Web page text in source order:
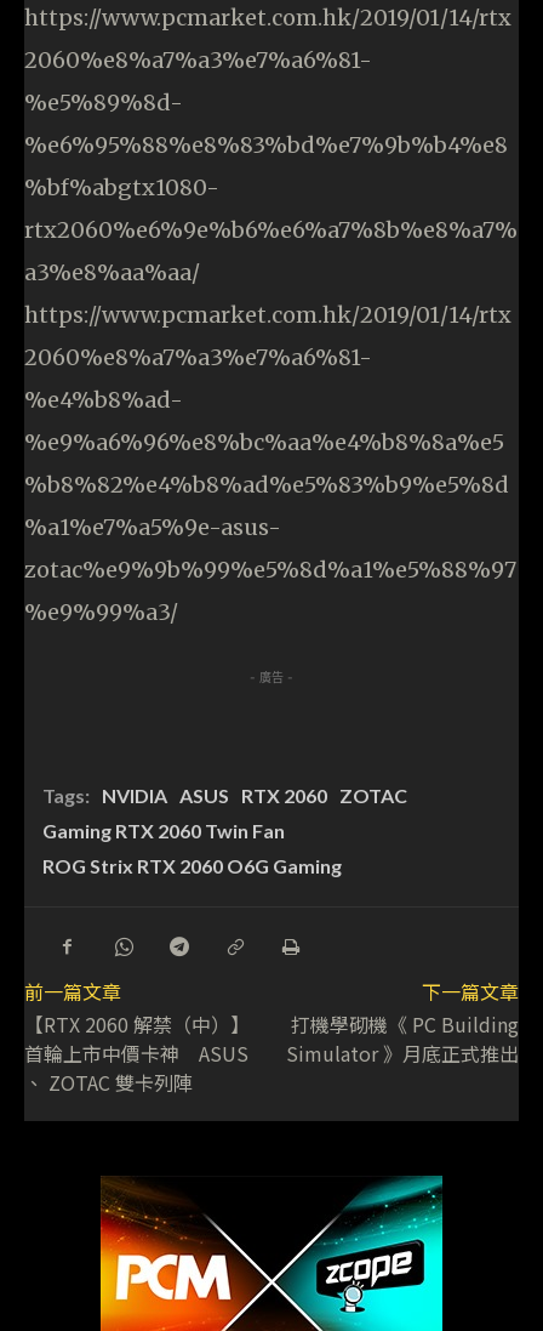
https://www.pcmarket.com.hk/2019/01/14/rtx
2060%e8%a7%a3%e7%a6%81-
%e5%89%8d-
%e6%95%88%e8%83%bd%e7%9b%b4%e8
%bf%abgtx1080-
rtx2060%e6%9e%b6%e6%a7%8b%e8%a7%
a3%e8%aa%aa/
https://www.pcmarket.com.hk/2019/01/14/rtx
2060%e8%a7%a3%e7%a6%81-
%e4%b8%ad-
%e9%a6%96%e8%bc%aa%e4%b8%8a%e5
%b8%82%e4%b8%ad%e5%83%b9%e5%8d
%a1%e7%a5%9e-asus-
zotac%e9%9b%99%e5%8d%a1%e5%88%97
%e9%99%a3/
- 廣告 -
Tags: NVIDIA ASUS RTX 2060 ZOTAC
Gaming RTX 2060 Twin Fan
ROG Strix RTX 2060 O6G Gaming
前一篇文章
【RTX 2060 解禁（中）】
首輪上市中價卡神 ASUS
、 ZOTAC 雙卡列陣
下一篇文章
打機學砌機《 PC Building
Simulator 》月底正式推出